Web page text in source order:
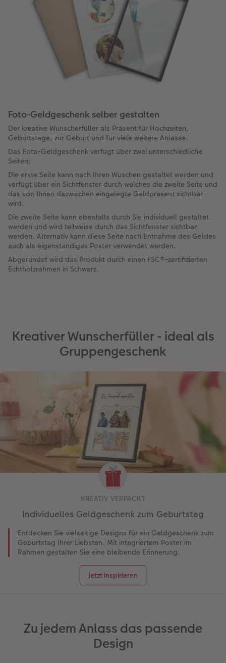
Foto-Geldgeschenk selber gestalten
Der kreative Wunscherfüller als Präsent für Hochzeiten,
Geburtstage, zur Geburt und für viele weitere Anlässe.
Das Foto-Geldgeschenk verfügt über zwei unterschiedliche
Seiten:
Die erste Seite kann nach Ihren Wüschen gestaltet werden und
verfügt über ein Sichtfenster durch welches die zweite Seite und
das von Ihnen dazwischen eingelegte Geldpräsent sichtbar
wird.
Die zweite Seite kann ebenfalls durch Sie individuell gestaltet
werden und wird teilweise durch das Sichtfenster sichtbar
werden. Alternativ kann diese Seite nach Entnahme des Geldes
auch als eigenständiges Poster verwendet werden.
Abgerundet wird das Produkt durch einen FSC®-zertifizierten
Echtholzrahmen in Schwarz.
Kreativer Wunscherfüller - ideal als
Gruppengeschenk
KREATIV VERPACKT
Individuelles Geldgeschenk zum Geburtstag
Entdecken Sie vielseitige Designs für ein Geldgeschenk zum
Geburtstag Ihrer Liebsten. Mit integriertem Poster im
Rahmen gestalten Sie eine bleibende Erinnerung.
Jetzt inspirieren
Zu jedem Anlass das passende
Design